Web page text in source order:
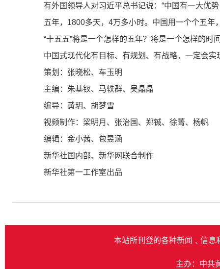
有外国领导人对习近平总书记说：“中国有一大优势
五年，1800多天，4万多小时。中国用一个个五年
“十五五”将是一个怎样的五年？将是一个怎样的时
中国式现代化有目标、有规划、有战略，一定会实
策划：张晓松、车玉明
主编：朱基钗、马轶群、吴晶晶
编导：黄玥、胡梦雪
视频制作：梁明月、张治国、郑铖、徐菁、杨帆
编辑：金小茜、包昱涵
新华社国内部、新华网联合制作
新华社第一工作室出品
本站所刊登的各种新闻﹑信息
主办：中共